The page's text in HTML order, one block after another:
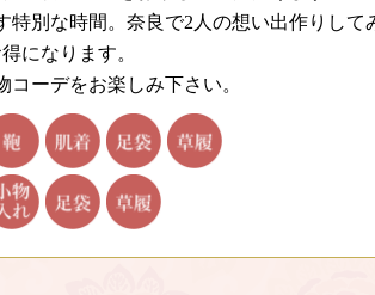
特別な時間。奈良で2人の想い出作りして
になります。
コーデをお楽しみ下さい。